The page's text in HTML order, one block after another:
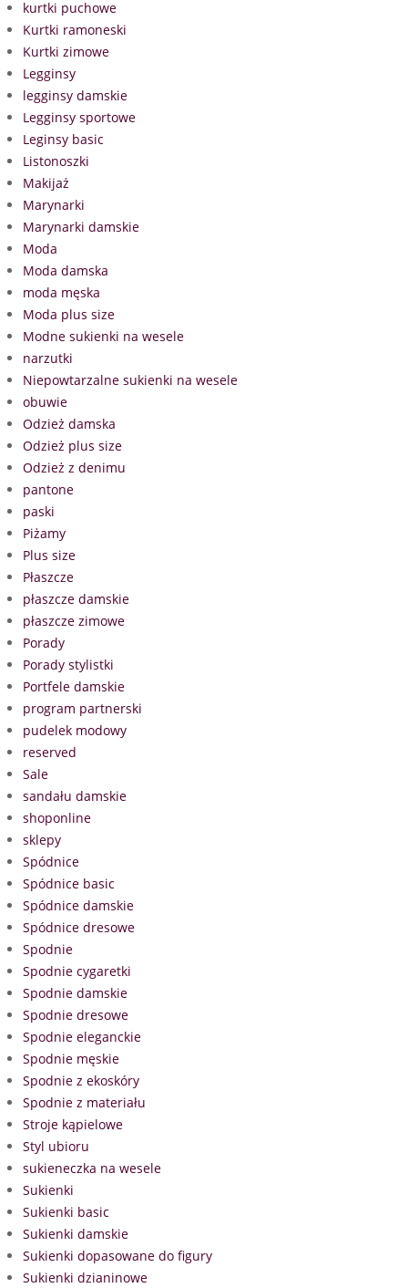
kurtki puchowe
Kurtki ramoneski
Kurtki zimowe
Legginsy
legginsy damskie
Legginsy sportowe
Leginsy basic
Listonoszki
Makijaż
Marynarki
Marynarki damskie
Moda
Moda damska
moda męska
Moda plus size
Modne sukienki na wesele
narzutki
Niepowtarzalne sukienki na wesele
obuwie
Odzież damska
Odzież plus size
Odzież z denimu
pantone
paski
Piżamy
Plus size
Płaszcze
płaszcze damskie
płaszcze zimowe
Porady
Porady stylistki
Portfele damskie
program partnerski
pudelek modowy
reserved
Sale
sandału damskie
shoponline
sklepy
Spódnice
Spódnice basic
Spódnice damskie
Spódnice dresowe
Spodnie
Spodnie cygaretki
Spodnie damskie
Spodnie dresowe
Spodnie eleganckie
Spodnie męskie
Spodnie z ekoskóry
Spodnie z materiału
Stroje kąpielowe
Styl ubioru
sukieneczka na wesele
Sukienki
Sukienki basic
Sukienki damskie
Sukienki dopasowane do figury
Sukienki dzianinowe